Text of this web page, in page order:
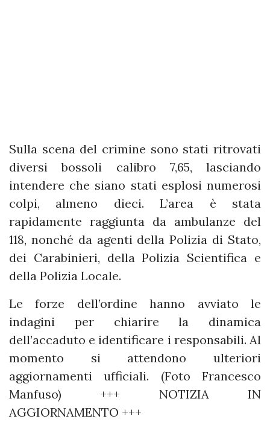
Sulla scena del crimine sono stati ritrovati
diversi bossoli calibro 7,65, lasciando
intendere che siano stati esplosi numerosi
colpi, almeno dieci. L’area è stata
rapidamente raggiunta da ambulanze del
118, nonché da agenti della Polizia di Stato,
dei Carabinieri, della Polizia Scientifica e
della Polizia Locale.
Le forze dell’ordine hanno avviato le
indagini per chiarire la dinamica
dell’accaduto e identificare i responsabili. Al
momento si attendono ulteriori
aggiornamenti ufficiali. (Foto Francesco
Manfuso) +++ NOTIZIA IN
AGGIORNAMENTO +++